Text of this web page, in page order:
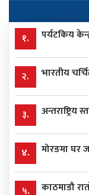
१. पर्यटकिय
२. भारतीय
३. अन्तराष्ट्रिय
४. मोरङमा घर
५. काठमाडौ